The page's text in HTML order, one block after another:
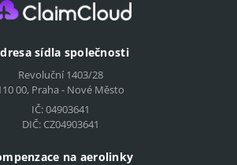
sídla společnosti
Revoluční 1403/28
00, Praha - Nové Město
IČ: 04903641
DIČ: CZ04903641
na aerolinky